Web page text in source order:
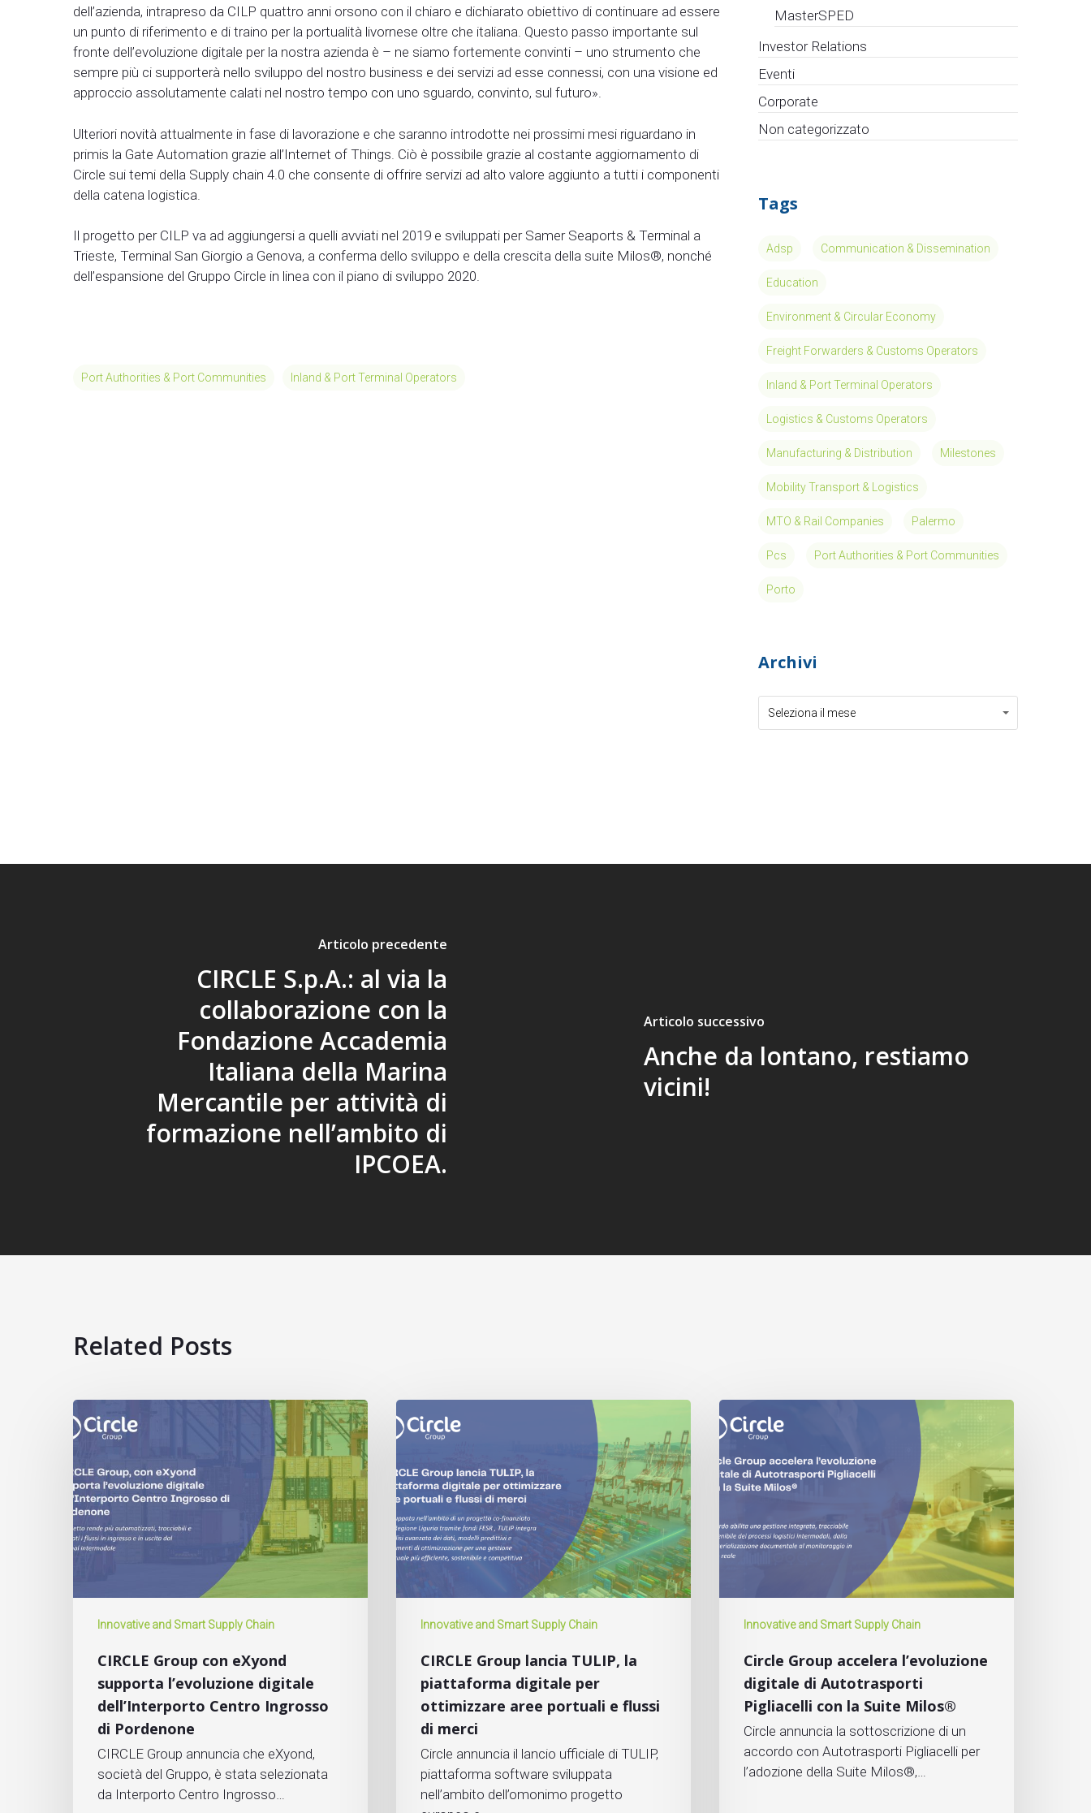
dell’azienda, intrapreso da CILP quattro anni orsono con il chiaro e dichiarato obiettivo di continuare ad essere
un punto di riferimento e di traino per la portualità livornese oltre che italiana. Questo passo importante sul
fronte dell’evoluzione digitale per la nostra azienda è – ne siamo fortemente convinti – uno strumento che
sempre più ci supporterà nello sviluppo del nostro business e dei servizi ad esse connessi, con una visione ed
approccio assolutamente calati nel nostro tempo con uno sguardo, convinto, sul futuro».
Ulteriori novità attualmente in fase di lavorazione e che saranno introdotte nei prossimi mesi riguardano in
primis la Gate Automation grazie all’Internet of Things. Ciò è possibile grazie al costante aggiornamento di
Circle sui temi della Supply chain 4.0 che consente di offrire servizi ad alto valore aggiunto a tutti i componenti
della catena logistica.
Il progetto per CILP va ad aggiungersi a quelli avviati nel 2019 e sviluppati per Samer Seaports & Terminal a
Trieste, Terminal San Giorgio a Genova, a conferma dello sviluppo e della crescita della suite Milos®, nonché
dell’espansione del Gruppo Circle in linea con il piano di sviluppo 2020.
Port Authorities & Port Communities Inland & Port Terminal Operators
MasterSPED
Investor Relations
Eventi
Corporate
Non categorizzato
Tags
Adsp Communication & Dissemination
Education
Environment & Circular Economy
Freight Forwarders & Customs Operators
Inland & Port Terminal Operators
Logistics & Customs Operators
Manufacturing & Distribution Milestones
Mobility Transport & Logistics
MTO & Rail Companies Palermo
Pcs Port Authorities & Port Communities
Porto
Archivi
Seleziona il mese
Articolo precedente
CIRCLE S.p.A.: al via la
collaborazione con la
Fondazione Accademia
Italiana della Marina
Mercantile per attività di
formazione nell’ambito di
IPCOEA.
Articolo successivo
Anche da lontano, restiamo
vicini!
Related Posts
Innovative and Smart Supply Chain
CIRCLE Group con eXyond
supporta l’evoluzione digitale
dell’Interporto Centro Ingrosso
di Pordenone
CIRCLE Group annuncia che eXyond,
società del Gruppo, è stata selezionata
da Interporto Centro Ingrosso…
Innovative and Smart Supply Chain
CIRCLE Group lancia TULIP, la
piattaforma digitale per
ottimizzare aree portuali e flussi
di merci
Circle annuncia il lancio ufficiale di TULIP,
piattaforma software sviluppata
nell’ambito dell’omonimo progetto
Innovative and Smart Supply Chain
Circle Group accelera l’evoluzione
digitale di Autotrasporti
Pigliacelli con la Suite Milos®
Circle annuncia la sottoscrizione di un
accordo con Autotrasporti Pigliacelli per
l’adozione della Suite Milos®,…